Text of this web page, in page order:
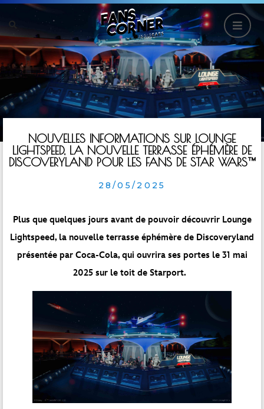
NOUVELLES INFORMATIONS SUR LOUNGE
LIGHTSPEED, LA NOUVELLE TERRASSE ÉPHÉMÈRE DE
DISCOVERYLAND POUR LES FANS DE STAR WARS™
28/05/2025
Plus que quelques jours avant de pouvoir découvrir Lounge
Lightspeed, la nouvelle terrasse éphémère de Discoveryland
présentée par Coca-Cola, qui ouvrira ses portes le 31 mai
2025 sur le toit de Starport.